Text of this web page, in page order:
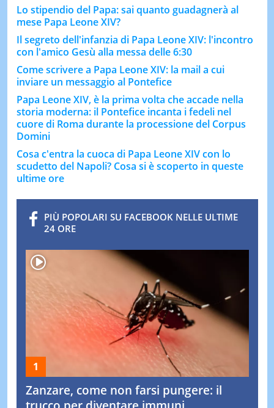
Lo stipendio del Papa: sai quanto guadagnerà al
mese Papa Leone XIV?
Il segreto dell'infanzia di Papa Leone XIV: l'incontro
con l'amico Gesù alla messa delle 6:30
Come scrivere a Papa Leone XIV: la mail a cui
inviare un messaggio al Pontefice
Papa Leone XIV, è la prima volta che accade nella
storia moderna: il Pontefice incanta i fedeli nel
cuore di Roma durante la processione del Corpus
Domini
Cosa c'entra la cuoca di Papa Leone XIV con lo
scudetto del Napoli? Cosa si è scoperto in queste
ultime ore
PIÙ POPOLARI SU FACEBOOK NELLE ULTIME
24 ORE
Zanzare, come non farsi pungere: il